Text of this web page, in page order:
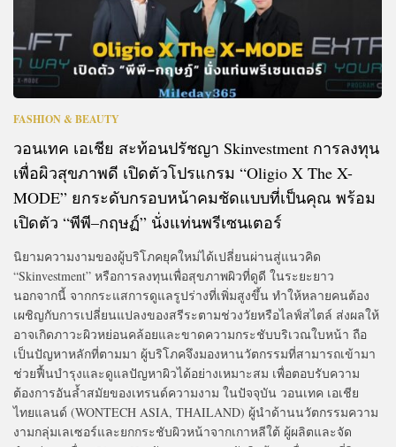
FASHION & BEAUTY
วอนเทค เอเชีย สะท้อนปรัชญา Skinvestment การลงทุน
เพื่อผิวสุขภาพดี เปิดตัวโปรแกรม “Oligio X The X-
MODE” ยกระดับกรอบหน้าคมชัดแบบที่เป็นคุณ พร้อม
เปิดตัว “พีพี–กฤษฏ์” นั่งแท่นพรีเซนเตอร์
นิยามความงามของผู้บริโภคยุคใหม่ได้เปลี่ยนผ่านสู่แนวคิด
“Skinvestment” หรือการลงทุนเพื่อสุขภาพผิวที่ดูดี ในระยะยาว
นอกจากนี้ จากกระแสการดูแลรูปร่างที่เพิ่มสูงขึ้น ทำให้หลายคนต้อง
เผชิญกับการเปลี่ยนแปลงของสรีระตามช่วงวัยหรือไลฟ์สไตล์ ส่งผลให้
อาจเกิดภาวะผิวหย่อนคล้อยและขาดความกระชับบริเวณใบหน้า ถือ
เป็นปัญหาหลักที่ตามมา ผู้บริโภคจึงมองหานวัตกรรมที่สามารถเข้ามา
ช่วยฟื้นบำรุงและดูแลปัญหาผิวได้อย่างเหมาะสม เพื่อตอบรับความ
ต้องการอันล้ำสมัยของเทรนด์ความงาม ในปัจจุบัน วอนเทค เอเชีย
ไทยแลนด์ (WONTECH ASIA, THAILAND) ผู้นำด้านนวัตกรรมความ
งามกลุ่มเลเซอร์และยกกระชับผิวหน้าจากเกาหลีใต้ ผู้ผลิตและจัด